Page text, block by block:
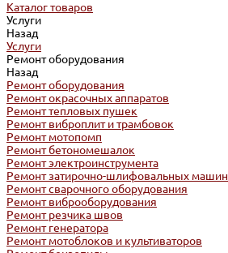
Каталог товаров
Услуги
Назад
Услуги
Ремонт оборудования
Назад
Ремонт оборудования
Ремонт окрасочных аппаратов
Ремонт тепловых пушек
Ремонт виброплит и трамбовок
Ремонт мотопомп
Ремонт бетономешалок
Ремонт электроинструмента
Ремонт затирочно-шлифовальных машин
Ремонт сварочного оборудования
Ремонт виброоборудования
Ремонт резчика швов
Ремонт генератора
Ремонт мотоблоков и культиваторов